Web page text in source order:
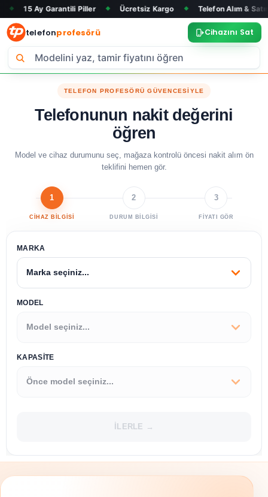
Garantili Piller ◆ Ücretsiz Kargo ◆ Telefon Alım & Satım ◆
telefonprofesörü Cihazını Sat
TELEFON PROFESÖRÜ GÜVENCESİYLE
Telefonunun nakit değerini
öğren
Model ve cihaz durumunu seç, mağaza kontrolü öncesi nakit alım ön
teklifini hemen gör.
1
CİHAZ BİLGİSİ
2
DURUM BİLGİSİ
3
FİYATI GÖR
MARKA
MODEL
KAPASİTE
İLERLE →